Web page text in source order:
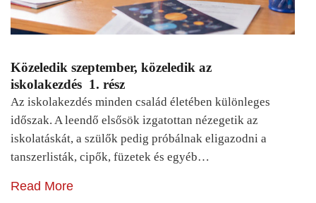
Közeledik szeptember, közeledik az
iskolakezdés 1. rész
Az iskolakezdés minden család életében különleges
időszak. A leendő elsősök izgatottan nézegetik az
iskolatáskát, a szülők pedig próbálnak eligazodni a
tanszerlisták, cipők, füzetek és egyéb…
Read More